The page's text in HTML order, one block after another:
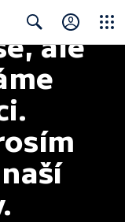
Searchale